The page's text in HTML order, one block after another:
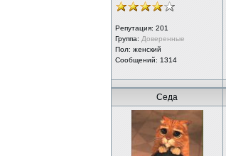
Репутация: 201
Группа: Доверенные
Пол: женский
Сообщений: 1314
Седа